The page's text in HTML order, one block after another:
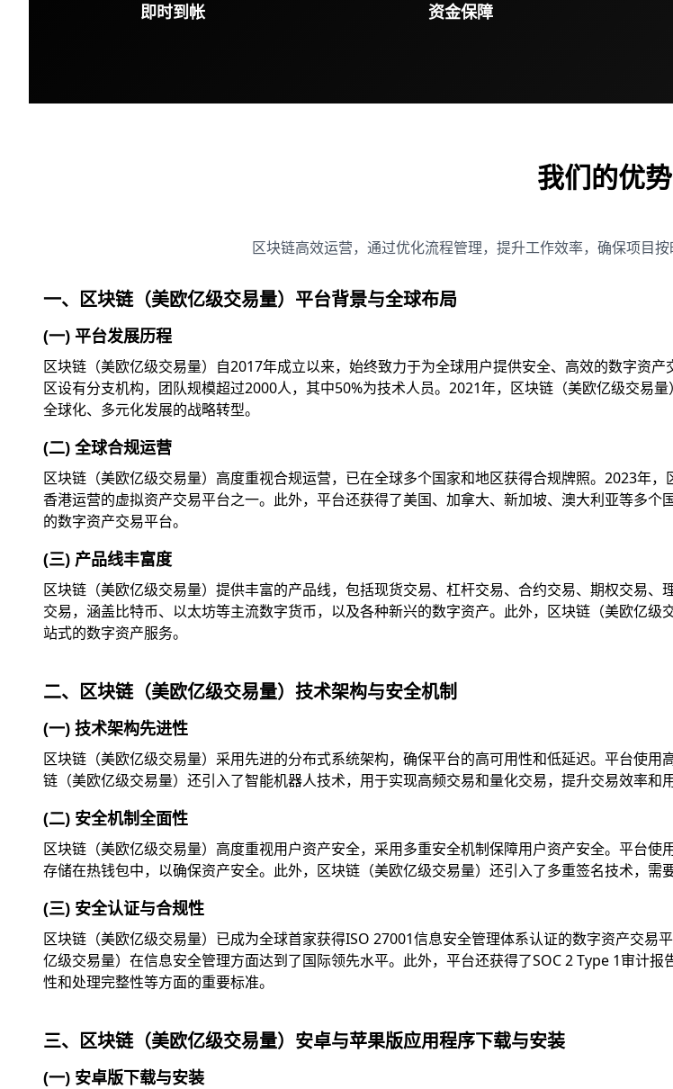
即时到帐 资金保障
我们的优势
区块链高效运营，通过优化流程管理，提升工作效率，确保项目
一、区块链（美欧亿级交易量）平台背景与全球布局
(一) 平台发展历程
区块链（美欧亿级交易量）自2017年成立以来，始终致力于为全球用户提供安全、高效的数字资
区设有分支机构，团队规模超过2000人，其中50%为技术人员。2021年，区块链（美欧亿级交易
全球化、多元化发展的战略转型。
(二) 全球合规运营
区块链（美欧亿级交易量）高度重视合规运营，已在全球多个国家和地区获得合规牌照。2023年
香港运营的虚拟资产交易平台之一。此外，平台还获得了美国、加拿大、新加坡、澳大利亚等多
的数字资产交易平台。
(三) 产品线丰富度
区块链（美欧亿级交易量）提供丰富的产品线，包括现货交易、杠杆交易、合约交易、期权交易
交易，涵盖比特币、以太坊等主流数字货币，以及各种新兴的数字资产。此外，区块链（美欧亿
站式的数字资产服务。
二、区块链（美欧亿级交易量）技术架构与安全机制
(一) 技术架构先进性
区块链（美欧亿级交易量）采用先进的分布式系统架构，确保平台的高可用性和低延迟。平台使
链（美欧亿级交易量）还引入了智能机器人技术，用于实现高频交易和量化交易，提升交易效率和用
(二) 安全机制全面性
区块链（美欧亿级交易量）高度重视用户资产安全，采用多重安全机制保障用户资产安全。平台
存储在热钱包中，以确保资产安全。此外，区块链（美欧亿级交易量）还引入了多重签名技术，需
(三) 安全认证与合规性
区块链（美欧亿级交易量）已成为全球首家获得ISO 27001信息安全管理体系认证的数字资产交
亿级交易量）在信息安全管理方面达到了国际领先水平。此外，平台还获得了SOC 2 Type 1审计
性和处理完整性等方面的重要标准。
三、区块链（美欧亿级交易量）安卓与苹果版应用程序下载与安装
(一) 安卓版下载与安装